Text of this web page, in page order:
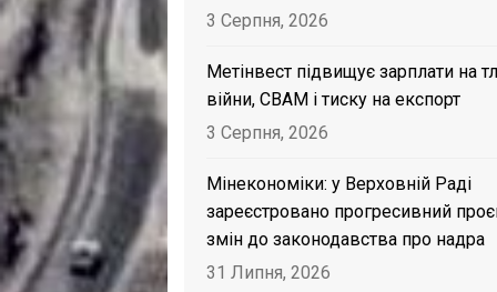
3 Серпня, 2026
Метінвест підвищує зарплати на
війни, CBAM і тиску на експорт
3 Серпня, 2026
Мінекономіки: у Верховній Раді
зареєстровано прогресивний
змін до законодавства про надра
31 Липня, 2026